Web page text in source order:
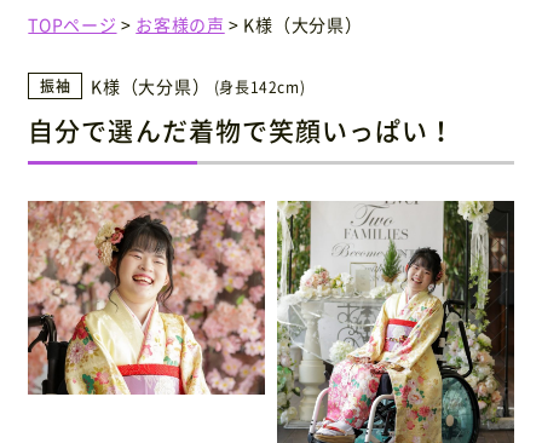
お客様の声
着せ方マニュアル
会社情報
お知らせ・ブログ
TOPページ お客様の声 K様（大分県）
自分で選んだ着物で笑顔いっぱい！
振袖 K様（大分県） (身長142cm)